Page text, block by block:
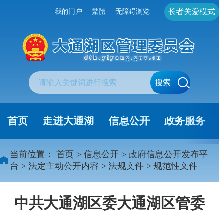
我的门户 繁體 无障碍浏览 长者关爱模式
搜索
首页 走进大通湖 信息公开 政务服务
当前位置： 首页 > 信息公开 > 政府信息公开发布平
台 > 法定主动公开内容 > 法规文件 > 规范性文件
中共大通湖区委大通湖区管委